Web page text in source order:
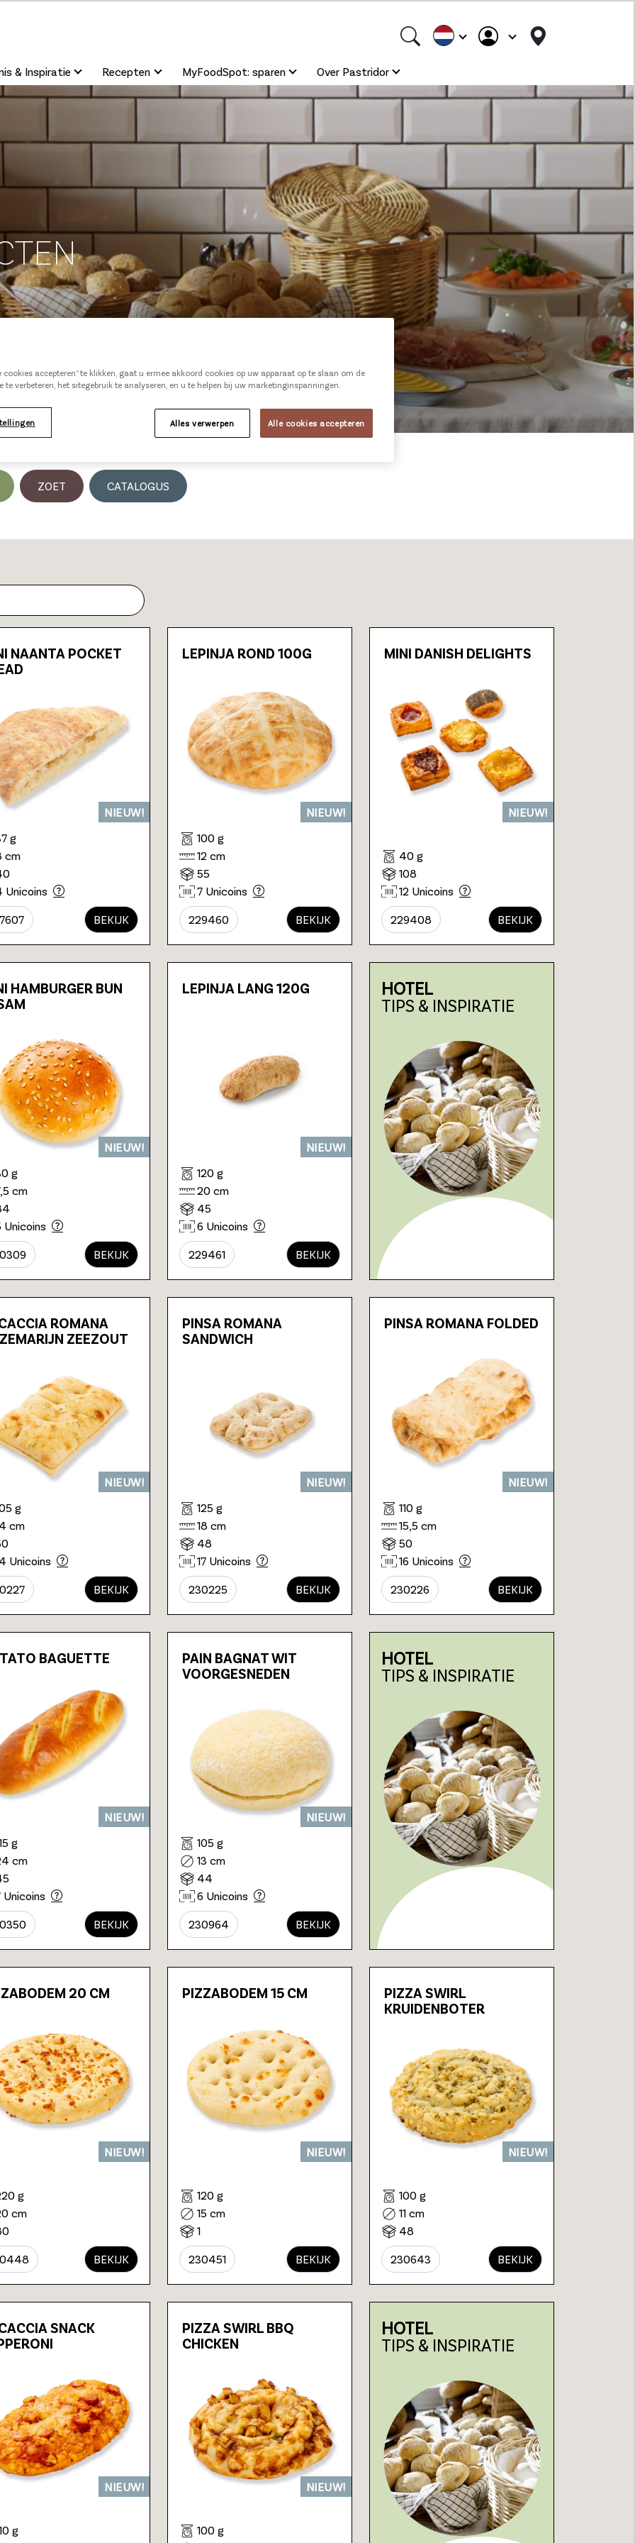
& Inspiratie Recepten MyFoodSpot: sparen Over Pastridor
ZOET CATALOGUS
NAANTA POCKET
NIEUW!
g
cm
Unicoins
BEKIJK
LEPINJA ROND 100G
NIEUW!
100 g
12 cm
55
7 Unicoins
229460 BEKIJK
MINI DANISH DELIGHTS
NIEUW!
40 g
108
12 Unicoins
229408 BEKIJK
HAMBURGER BUN
NIEUW!
g
cm
Unicoins
BEKIJK
LEPINJA LANG 120G
NIEUW!
120 g
20 cm
45
6 Unicoins
229461 BEKIJK
HOTEL
TIPS & INSPIRATIE
ROMANA
ZEEZOUT
NIEUW!
g
cm
Unicoins
BEKIJK
PINSA ROMANA
SANDWICH
NIEUW!
125 g
18 cm
48
17 Unicoins
230225 BEKIJK
PINSA ROMANA FOLDED
NIEUW!
110 g
15,5 cm
50
16 Unicoins
230226 BEKIJK
BAGUETTE
NIEUW!
g
cm
Unicoins
BEKIJK
PAIN BAGNAT WIT
VOORGESNEDEN
NIEUW!
105 g
13 cm
44
6 Unicoins
230964 BEKIJK
HOTEL
TIPS & INSPIRATIE
20 CM
NIEUW!
g
cm
BEKIJK
PIZZABODEM 15 CM
NIEUW!
120 g
15 cm
1
230451 BEKIJK
PIZZA SWIRL
KRUIDENBOTER
NIEUW!
100 g
11 cm
48
230643 BEKIJK
SNACK
NIEUW!
g
PIZZA SWIRL BBQ
CHICKEN
NIEUW!
100 g
HOTEL
TIPS & INSPIRATIE
cookies accepteren” te klikken, gaat u ermee akkoord cookies op uw apparaat op te slaan om de
te verbeteren, het sitegebruik te analyseren, en u te helpen bij uw marketinginspanningen.
Alles verwerpen Alle cookies accepteren